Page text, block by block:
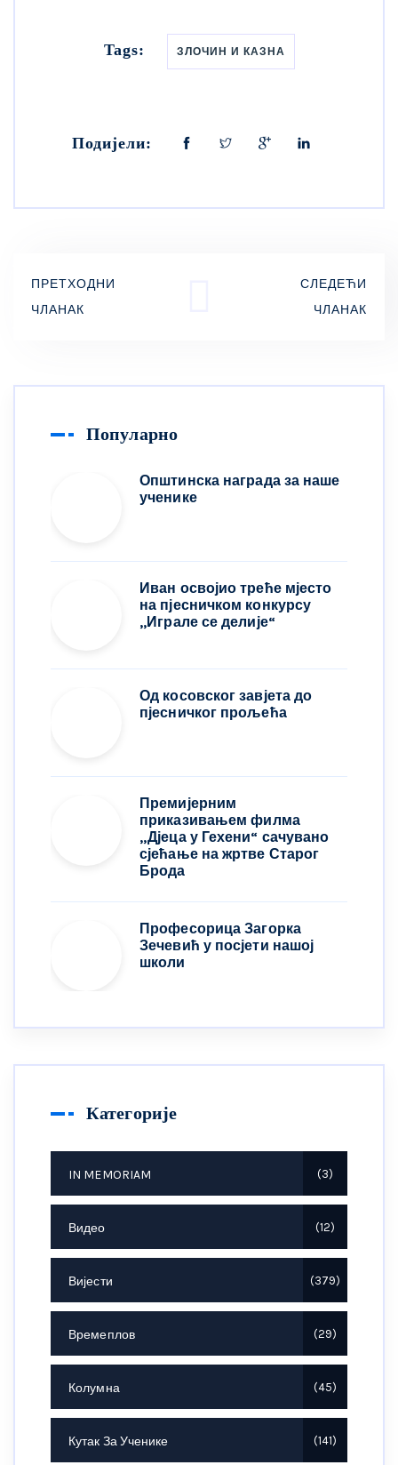
Tags: ЗЛОЧИН И КАЗНА
Подијели:
ПРЕТХОДНИ
ЧЛАНАК
СЛЕДЕЋИ
ЧЛАНАК
Популарно
Општинска награда за наше
ученике
Иван освојио треће мјесто
на пјесничком конкурсу
,,Играле се делије“
Од косовског завјета до
пјесничког прољећа
Премијерним
приказивањем филма
„Дјеца у Гехени“ сачувано
сјећање на жртве Старог
Брода
Професорица Загорка
Зечевић у посјети нашој
школи
Категорије
IN MEMORIAM 3
Видео 12
Вијести 379
Времеплов 29
Колумна 45
Кутак За Ученике 141